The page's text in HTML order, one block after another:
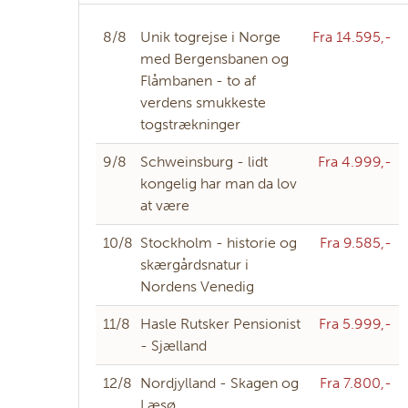
8/8
Unik togrejse i Norge
med Bergensbanen og
Flåmbanen - to af
verdens smukkeste
togstrækninger
Fra 14.595,-
9/8
Schweinsburg - lidt
kongelig har man da lov
at være
Fra 4.999,-
10/8 Stockholm - historie og
skærgårdsnatur i
Nordens Venedig
Fra 9.585,-
11/8
Hasle Rutsker Pensionist
- Sjælland
Fra 5.999,-
12/8 Nordjylland - Skagen og
Fra 7.800,-